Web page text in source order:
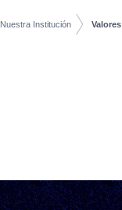
Nuestra Institución Valores